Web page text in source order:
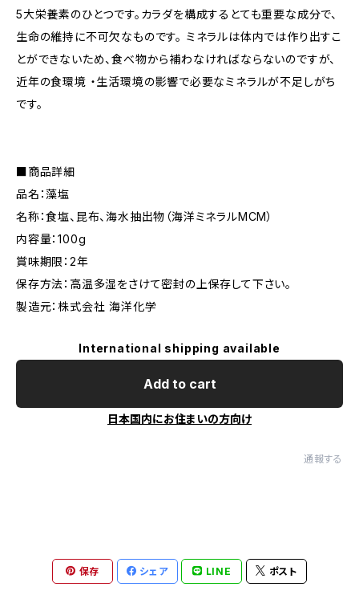
5大栄養素のひとつです。カラダを構成するとても重要な成分で、
生命の維持に不可欠なものです。 ミネラルは体内では作り出すこ
とができないため、食べ物から補わなければならないのですが、
近年の食環境 ・生活環境の影響で必要なミネラルが不足しがち
です。
■商品詳細
品名：藻塩
名称：食塩、昆布、海水抽出物（海洋ミネラルMCM）
内容量：100g
賞味期限：2年
保存方法：高温多湿をさけて密封の上保存して下さい。
製造元：株式会社 海洋化学
International shipping available
Add to cart
日本国内にお住まいの方向け
通報する
保存 シェア LINE ポスト